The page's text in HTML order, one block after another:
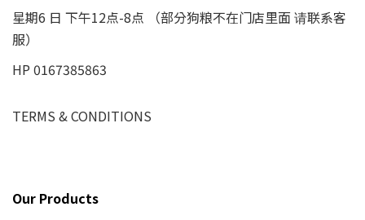
星期6 日 下午12点-8点 （部分狗粮不在门店里面 请联系客
服）
HP 0167385863
TERMS & CONDITIONS
Our Products